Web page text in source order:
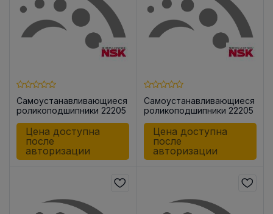
Самоустанавливающиеся
роликоподшипники 22205
Цена доступна
после
авторизации
Самоустанавливающиеся
роликоподшипники 22205
Цена доступна
после
авторизации